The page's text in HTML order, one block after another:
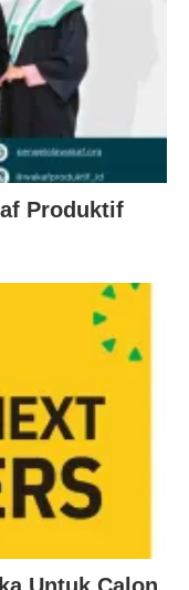
Produktif
Untuk Calon